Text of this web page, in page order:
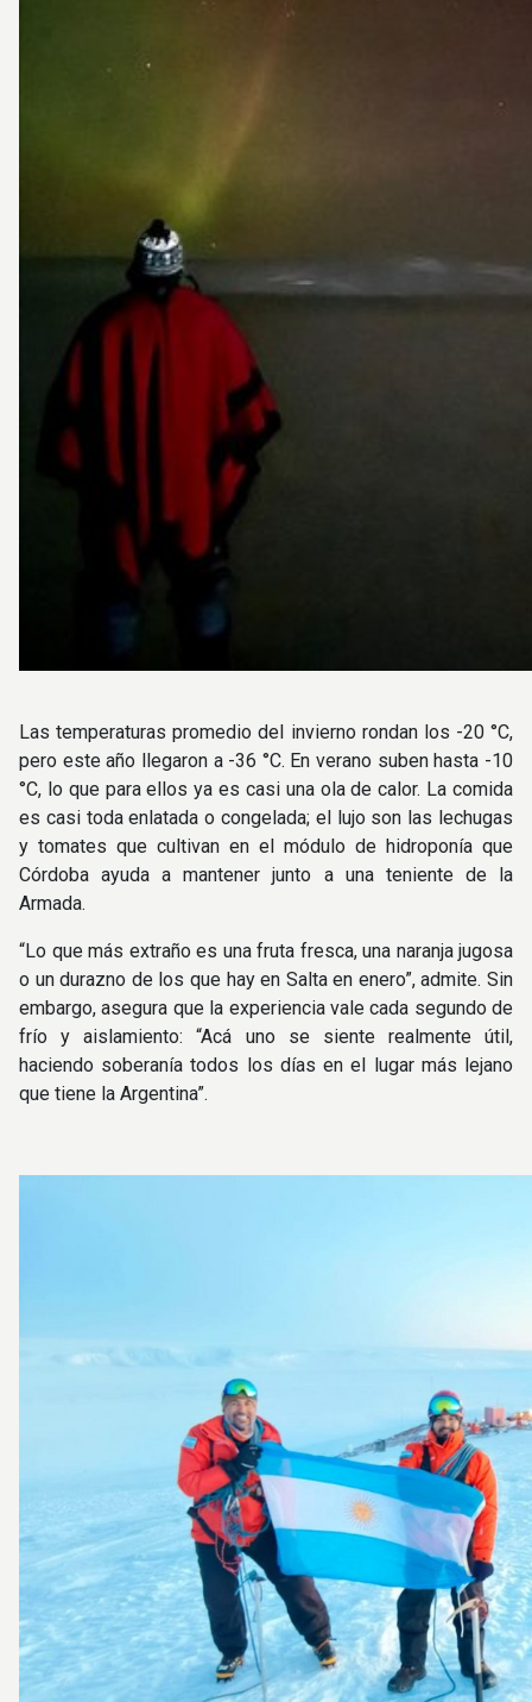
Las temperaturas promedio del invierno rondan los -20 °C,
pero este año llegaron a -36 °C. En verano suben hasta -10
°C, lo que para ellos ya es casi una ola de calor. La comida
es casi toda enlatada o congelada; el lujo son las lechugas
y tomates que cultivan en el módulo de hidroponía que
Córdoba ayuda a mantener junto a una teniente de la
Armada.
“Lo que más extraño es una fruta fresca, una naranja jugosa
o un durazno de los que hay en Salta en enero”, admite. Sin
embargo, asegura que la experiencia vale cada segundo de
frío y aislamiento: “Acá uno se siente realmente útil,
haciendo soberanía todos los días en el lugar más lejano
que tiene la Argentina”.